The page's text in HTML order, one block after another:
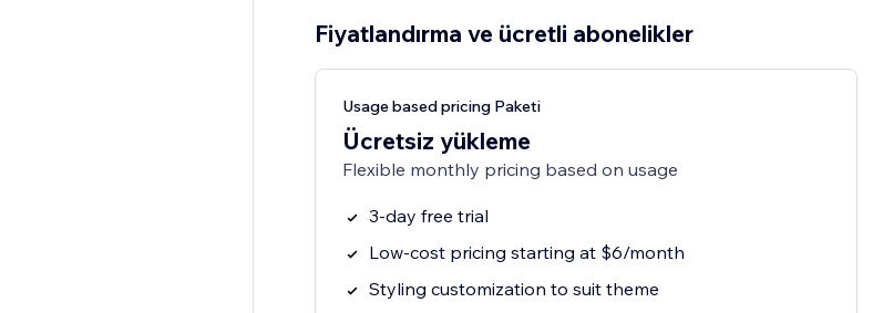
Fiyatlandırma ve ücretli abonelikler
Usage based pricing Paketi
Ücretsiz yükleme
Flexible monthly pricing based on usage
3-day free trial
Low-cost pricing starting at $6/month
Styling customization to suit theme